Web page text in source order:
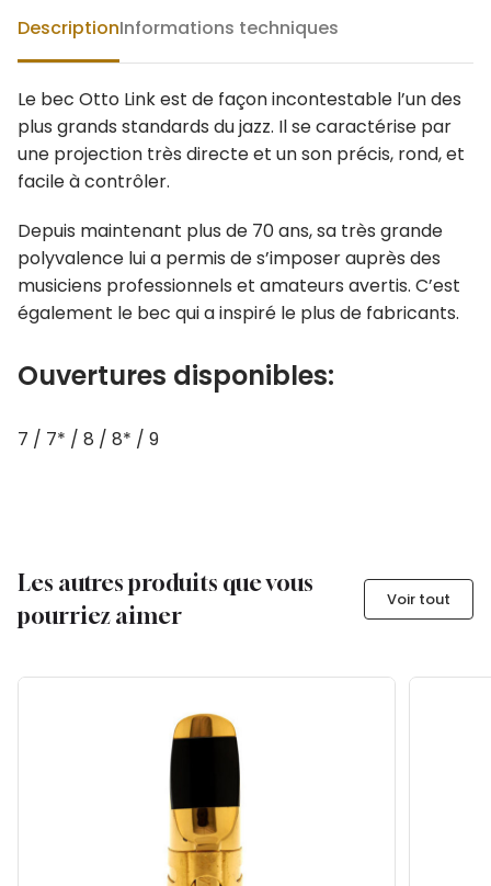
DescriptionInformations techniques
Le bec Otto Link est de façon incontestable l’un des
plus grands standards du jazz. Il se caractérise par
une projection très directe et un son précis, rond, et
facile à contrôler.
Depuis maintenant plus de 70 ans, sa très grande
polyvalence lui a permis de s’imposer auprès des
musiciens professionnels et amateurs avertis. C’est
également le bec qui a inspiré le plus de fabricants.
Ouvertures disponibles:
7 / 7* / 8 / 8* / 9
Les autres produits que vous
pourriez aimer
Voir tout